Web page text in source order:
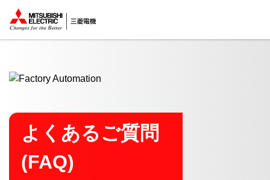
ここから本文
よくあるご質問
(FAQ)